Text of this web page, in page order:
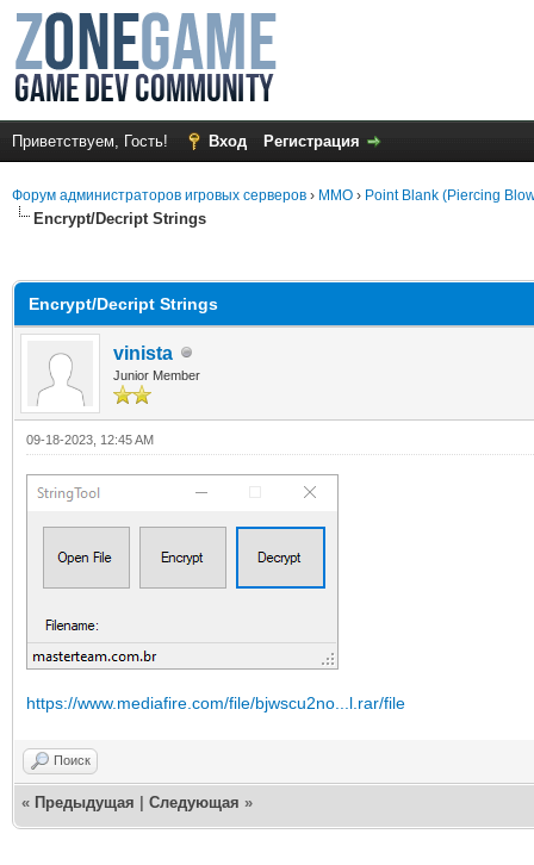
Приветствуем, Гость! Вход Регистрация
Форум администраторов игровых серверов › MMO › Point Blank (Piercing
Encrypt/Decript Strings
Encrypt/Decript Strings
vinista
Junior Member
09-18-2023, 12:45 AM
https://www.mediafire.com/file/bjwscu2no...l.rar/file
Поиск
« Предыдущая Следующая »